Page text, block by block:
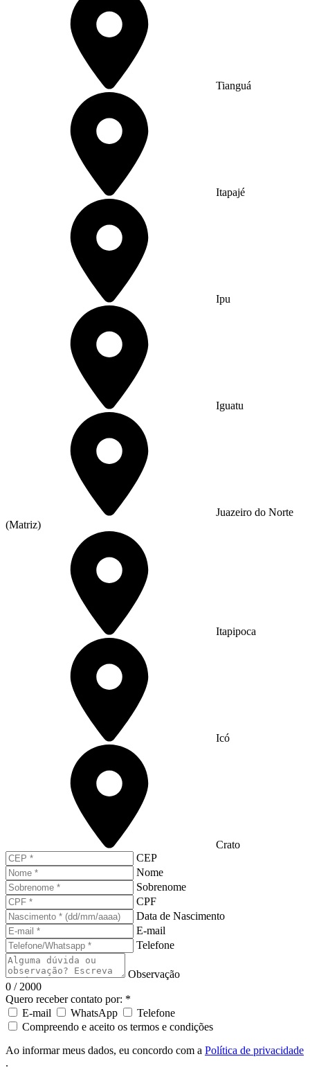
Tianguá
Itapajé
Ipu
Iguatu
Juazeiro do Norte
(Matriz)
Itapipoca
Icó
Crato
CEP
Nome
Sobrenome
CPF
Data de Nascimento
E-mail
Telefone
Observação
0 / 2000
Quero receber contato por: *
E-mail
WhatsApp
Telefone
Compreendo e aceito os termos e condições
Ao informar meus dados, eu concordo com a Política de privacidade
.